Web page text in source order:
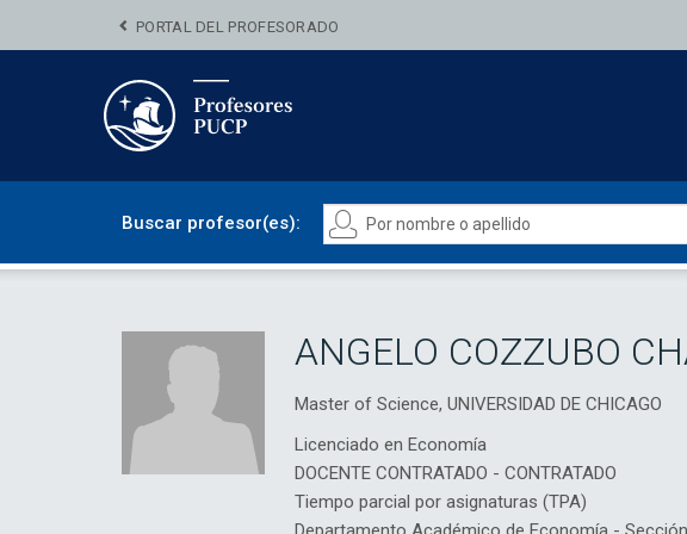
PORTAL DEL PROFESORADO
Buscar profesor(es):
ANGELO COZZUBO
Master of Science, UNIVERSIDAD DE CHICAGO
Licenciado en Economía
DOCENTE CONTRATADO - CONTRATADO
Tiempo parcial por asignaturas (TPA)